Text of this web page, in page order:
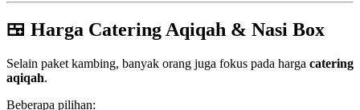
🍱 Harga Catering Aqiqah & Nasi Box
Selain paket kambing, banyak orang juga fokus pada harga catering
aqiqah.
Beberapa pilihan: